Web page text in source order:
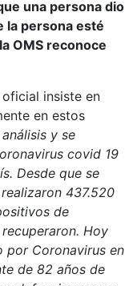
una persona dio
la persona esté
OMS reconoce
insiste en
en estos
y se
covid 19
Desde que se
437.520
de
Hoy
por Coronavirus en
de 82 años de